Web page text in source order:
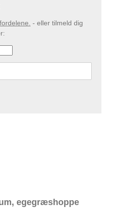
egegræshoppe
- eller tilmeld dig